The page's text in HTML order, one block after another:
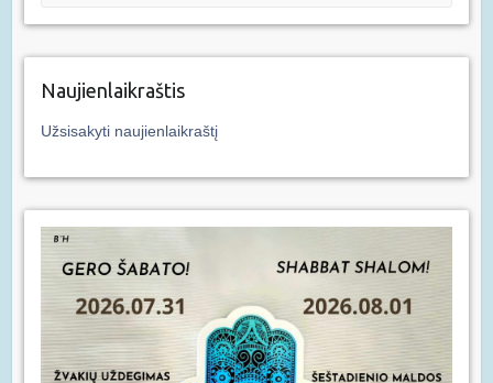
Naujienlaikraštis
Užsisakyti naujienlaikraštį